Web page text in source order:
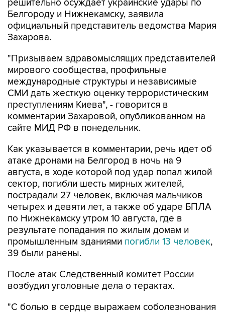
решительно осуждает украинские удары по
Белгороду и Нижнекамску, заявила
официальный представитель ведомства Мария
Захарова.
"Призываем здравомыслящих представителей
мирового сообщества, профильные
международные структуры и независимые
СМИ дать жесткую оценку террористическим
преступлениям Киева", - говорится в
комментарии Захаровой, опубликованном на
сайте МИД РФ в понедельник.
Как указывается в комментарии, речь идет об
атаке дронами на Белгород в ночь на 9
августа, в ходе которой под удар попал жилой
сектор, погибли шесть мирных жителей,
пострадали 27 человек, включая мальчиков
четырех и девяти лет, а также об ударе БПЛА
по Нижнекамску утром 10 августа, где в
результате попадания по жилым домам и
промышленным зданиями погибли 13 человек,
39 были ранены.
После атак Следственный комитет России
возбудил уголовные дела о терактах.
"С болью в сердце выражаем соболезнования